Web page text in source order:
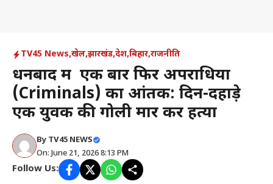
TV45 News,खेल,झारखंड,देश,बिहार,राजनीति
धनबाद में एक बार फिर अपराधियों
(Criminals) का आंतक: दिन-दहाड़े
एक युवक की गोली मार कर हत्या
By TV45 NEWS
On: June 21, 2026 8:13 PM
Follow Us: